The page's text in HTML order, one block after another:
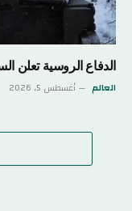
الدفاع الروسية تعلن
العالم أغسطس 5, 2026